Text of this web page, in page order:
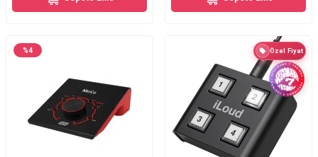
%4 Özel Fiyat